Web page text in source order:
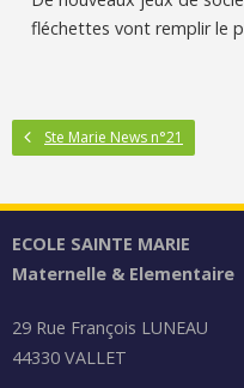
fléchettes vont remplir le
Ste Marie News n°21
ECOLE SAINTE MARIE
Maternelle & Elementaire
29 Rue François LUNEAU
44330 VALLET